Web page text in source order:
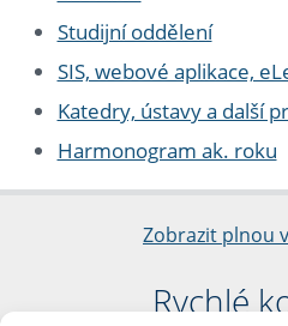
Studijní oddělení
SIS, webové aplikace,
Katedry, ústavy a další
Harmonogram ak. roku
Zobrazit plnou
Rychlé